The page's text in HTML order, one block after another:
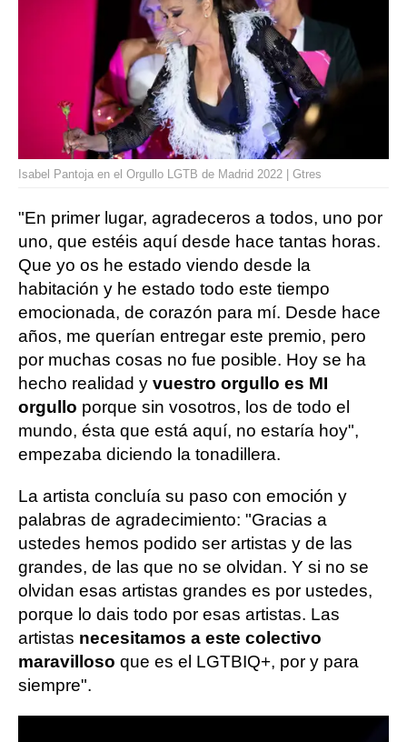
Isabel Pantoja en el Orgullo LGTB de Madrid 2022 | Gtres
"En primer lugar, agradeceros a todos, uno por
uno, que estéis aquí desde hace tantas horas.
Que yo os he estado viendo desde la
habitación y he estado todo este tiempo
emocionada, de corazón para mí. Desde hace
años, me querían entregar este premio, pero
por muchas cosas no fue posible. Hoy se ha
hecho realidad y vuestro orgullo es MI
orgullo porque sin vosotros, los de todo el
mundo, ésta que está aquí, no estaría hoy",
empezaba diciendo la tonadillera.
La artista concluía su paso con emoción y
palabras de agradecimiento: "Gracias a
ustedes hemos podido ser artistas y de las
grandes, de las que no se olvidan. Y si no se
olvidan esas artistas grandes es por ustedes,
porque lo dais todo por esas artistas. Las
artistas necesitamos a este colectivo
maravilloso que es el LGTBIQ+, por y para
siempre".